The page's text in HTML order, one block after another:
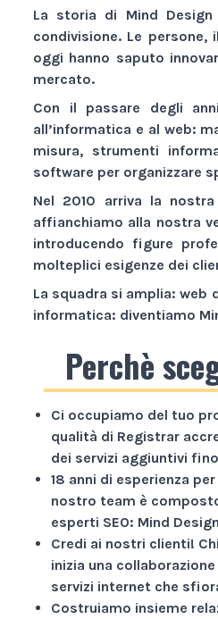
La storia di Mind Design
condivisione. Le
oggi hanno saputo
mercato.
Con il passare degli
all’informatica e al web:
misura, strumenti
software per organizzare
Nel 2010 arriva la
affianchiamo alla nostra
introducendo figure
molteplici esigenze dei
La squadra si amplia:
informatica: diventiamo
Perchè
Ci occupiamo del tuo
qualità di Registrar
dei servizi aggiuntivi
18 anni di esperienza
nostro team è
esperti SEO: Mind
Credi ai nostri clienti!
inizia una
servizi internet che
Costruiamo insieme